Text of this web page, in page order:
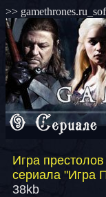
>>
Игра
сериала "Игра
38kb